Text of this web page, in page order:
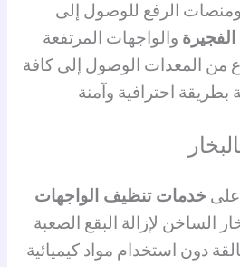
ومنصات الرفع للوصول إلى
والواجهات المرتفعة
من المعدات الوصول إلى كافة
بطريقة احترافية وآمنة
خدمات تنظيف الواجهات
الساخن لإزالة البقع الصعبة
دون استخدام مواد كيميائية